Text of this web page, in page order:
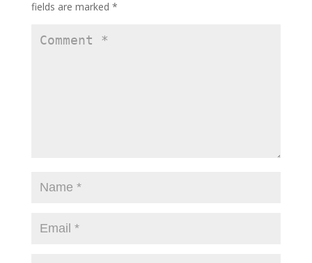
fields are marked *